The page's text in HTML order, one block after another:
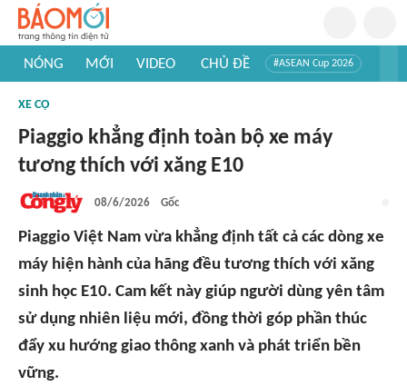
NÓNG MỚI VIDEO CHỦ ĐỀ #ASEAN Cup 2026
#Khám phá Việt Nam
XE CỘ
Piaggio khẳng định toàn bộ xe máy
tương thích với xăng E10
08/6/2026 Gốc
Piaggio Việt Nam vừa khẳng định tất cả các dòng xe
máy hiện hành của hãng đều tương thích với xăng
sinh học E10. Cam kết này giúp người dùng yên tâm
sử dụng nhiên liệu mới, đồng thời góp phần thúc
đẩy xu hướng giao thông xanh và phát triển bền
vững.